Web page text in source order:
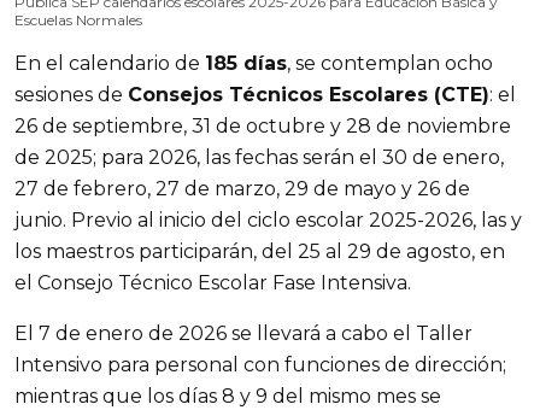
Escuelas Normales
En el calendario de 185 días, se contemplan ocho
sesiones de Consejos Técnicos Escolares (CTE): el
26 de septiembre, 31 de octubre y 28 de noviembre
de 2025; para 2026, las fechas serán el 30 de enero,
27 de febrero, 27 de marzo, 29 de mayo y 26 de
junio. Previo al inicio del ciclo escolar 2025-2026, las y
los maestros participarán, del 25 al 29 de agosto, en
el Consejo Técnico Escolar Fase Intensiva.
El 7 de enero de 2026 se llevará a cabo el Taller
Intensivo para personal con funciones de dirección;
mientras que los días 8 y 9 del mismo mes se